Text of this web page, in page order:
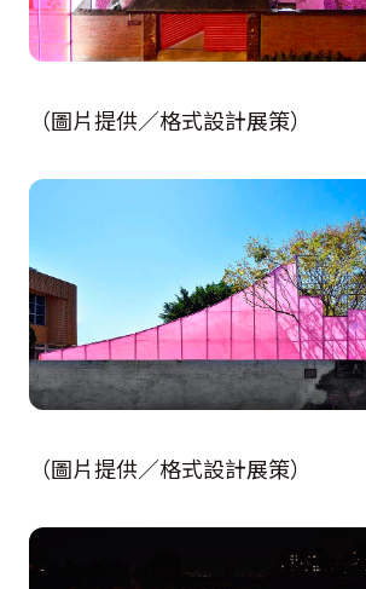
（圖片提供／格式設計展策）
（圖片提供／格式設計展策）